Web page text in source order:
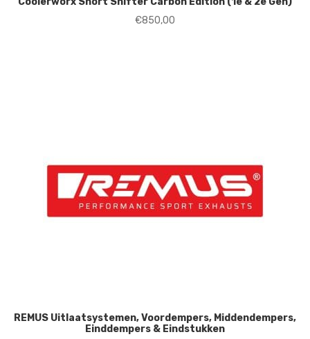
€850,00
REMUS Uitlaatsystemen, Voordempers, Middendempers,
Einddempers & Eindstukken